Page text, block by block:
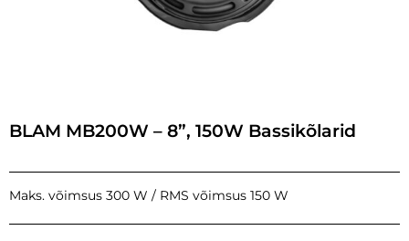
BLAM MB200W – 8”, 150W Bassikõlarid
Maks. võimsus 300 W / RMS võimsus 150 W